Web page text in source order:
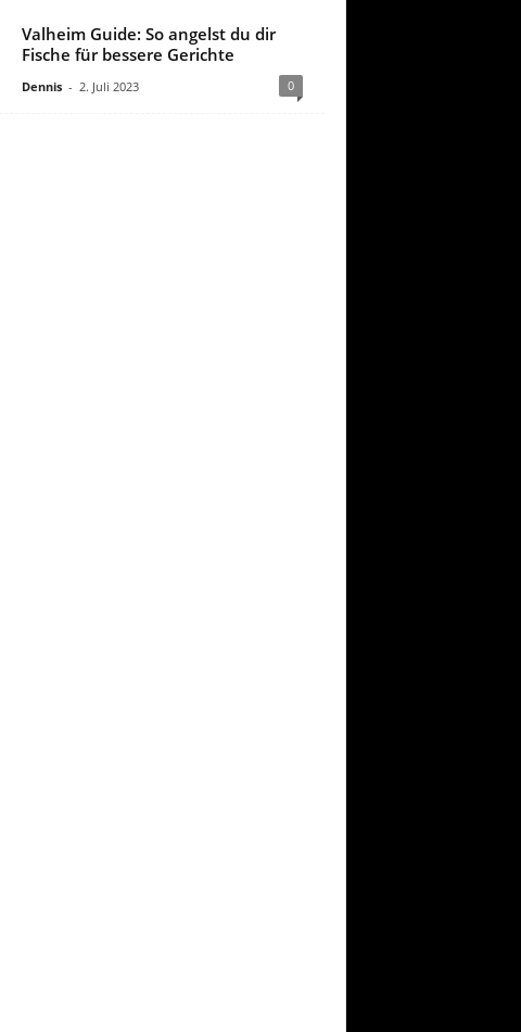
Valheim Guide: So angelst du dir
Fische für bessere Gerichte
Dennis - 2. Juli 2023 0